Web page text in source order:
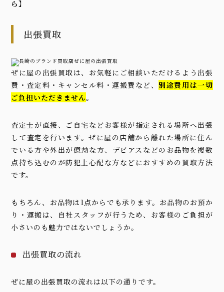
ら】
出張買取
ぜに屋の出張買取は、お気軽にご相談いただけるよう出張
費・査定料・キャンセル料・運搬費など、 別途費用は一切
ご負担いただきません。
査定士が直接、ご自宅などお客様が指定される場所へ出張
して査定を行います。ぜに屋の店舗から離れた場所に住ん
でいる方や外出が億劫な方、デビアスなどのお品物を複数
点持ち込むのが防犯上心配な方などにおすすめの買取方法
です。
もちろん、お品物は1点からでも承ります。お品物のお預か
り・運搬は、自社スタッフが行うため、お客様のご負担が
小さいのも魅力ではないでしょうか。
出張買取の流れ
ぜに屋の出張買取の流れは以下の通りです。